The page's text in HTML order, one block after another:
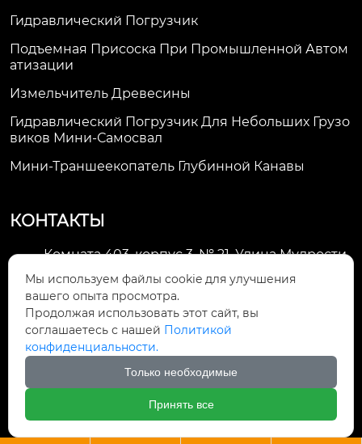
Гидравлический Погрузчик
Подъемная Присоска При Промышленной Автом
Атизации
Измельчитель Древесины
Гидравлический Погрузчик Для Небольших Грузо
Виков Мини-Самосвал
Мини-Траншеекопатель Глубинной Канавы
КОНТАКТЫ
Комната 403, корпус 3, № 21, Улица Мудрости,
Зона экономического развития Хуэйшань,
город Уси
li@futaogroup.com

Мы используем файлы cookie для улучшения
вашего опыта просмотра.
Продолжая использовать этот сайт, вы
соглашаетесь с нашей Политикой
конфиденциальности.
Только необходимые
Принять все